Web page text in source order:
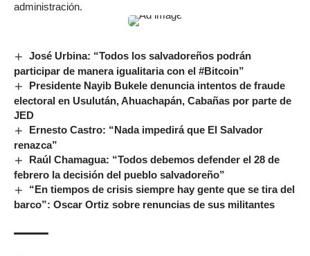
administración.
José Urbina: “Todos los salvadoreños podrán
participar de manera igualitaria con el #Bitcoin”
Presidente Nayib Bukele denuncia intentos de fraude
electoral en Usulután, Ahuachapán, Cabañas por parte de
JED
Ernesto Castro: “Nada impedirá que El Salvador
renazca”
Raúl Chamagua: “Todos debemos defender el 28 de
febrero la decisión del pueblo salvadoreño”
“En tiempos de crisis siempre hay gente que se tira del
barco”: Oscar Ortiz sobre renuncias de sus militantes